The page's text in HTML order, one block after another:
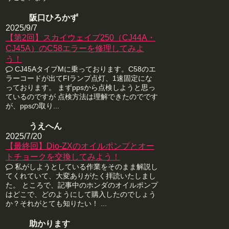
阪口ひろかず
2025/9/7
【第2回】スカイウェイブ250（CJ44A・
CJ45A）のC58エラーを修理してみよ
う！
CJ45AタイプMに乗っております。C58のエ
ラーコードが出てFIランプ点灯、1速固定にな
っております。 まずppsから点検しようと思っ
ているのですが 点検方法は理解できたのでです
が、ppsの取り...
うえへん
2025/7/20
【最終回】Dio-ZXのオイルポンプとオー
トチョークを交換してみよう！
私がしようとしている作業をそのまま解説し
てくれていて、大変ありがたく拝読いたしまし
た。 ところで、記事中のホンダのオイルポンプ
はどこで、どのようにして購入したのでしょう
か？それがとても知りたい！ ...
助かります